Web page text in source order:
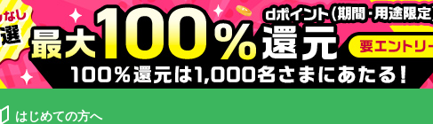
はじめての方へ